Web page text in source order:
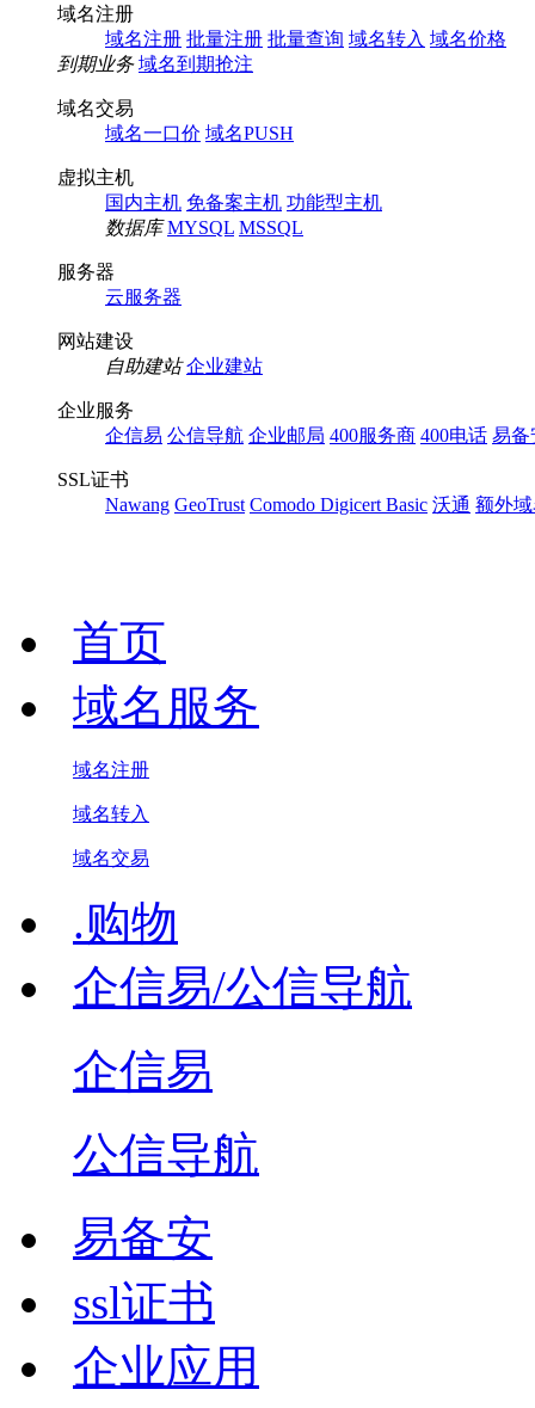
域名注册
域名注册 批量注册 批量查询 域名转入 域名价格
到期业务 域名到期抢注
域名交易
域名一口价 域名PUSH
虚拟主机
国内主机 免备案主机 功能型主机
数据库 MYSQL MSSQL
服务器
云服务器
网站建设
自助建站 企业建站
企业服务
企信易 公信导航 企业邮局 400服务商 400电话 易备
SSL证书
Nawang GeoTrust Comodo Digicert Basic 沃通 额外
首页
域名服务
域名注册
域名转入
域名交易
.购物
企信易/公信导航
企信易
公信导航
易备安
ssl证书
企业应用